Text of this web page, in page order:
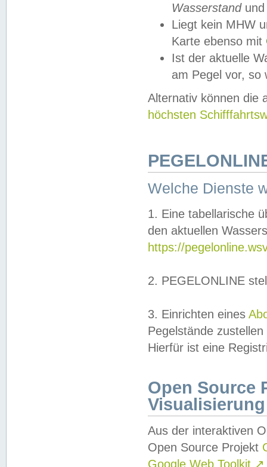
Wasserstandund
Liegt kein MHW
Karte ebenso mit
Ist der aktuelle
am Pegel vor,
Alternativ können die
höchsten
Welche Dienste
1. Eine tabellarische
den aktuellen
https://
2. PEGELONLINE
3. Einrichten eines
Pegelstände
Hierfür ist eine
Open Source
Visualisierung
Aus der interaktiven
Open Source Projekt
Google Web Toolkit ↗